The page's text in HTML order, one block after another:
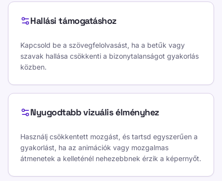
Hallási támogatáshoz
Kapcsold be a szövegfelolvasást, ha a betűk vagy
szavak hallása csökkenti a bizonytalanságot gyakorlás
közben.
Nyugodtabb vizuális élményhez
Használj csökkentett mozgást, és tartsd egyszerűen a
gyakorlást, ha az animációk vagy mozgalmas
átmenetek a kelleténél nehezebbnek érzik a képernyőt.